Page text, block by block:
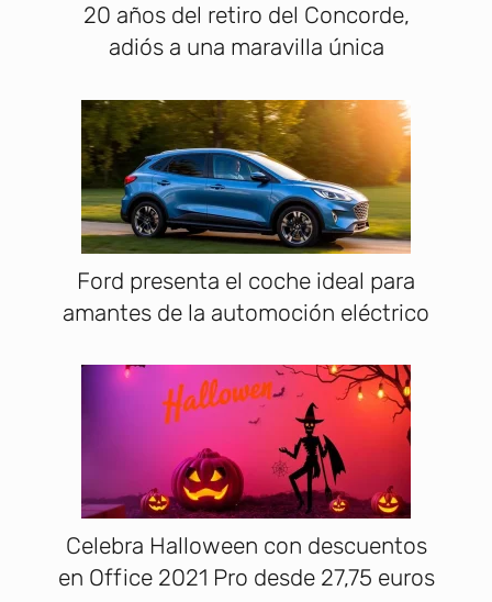
20 años del retiro del Concorde,
adiós a una maravilla única
Ford presenta el coche ideal para
amantes de la automoción eléctrico
Celebra Halloween con descuentos
en Office 2021 Pro desde 27,75 euros